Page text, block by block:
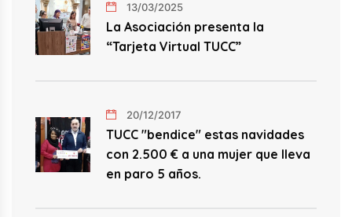
13/03/2025
La Asociación presenta la
“Tarjeta Virtual TUCC”
20/12/2017
TUCC "bendice" estas navidades
con 2.500 € a una mujer que lleva
en paro 5 años.